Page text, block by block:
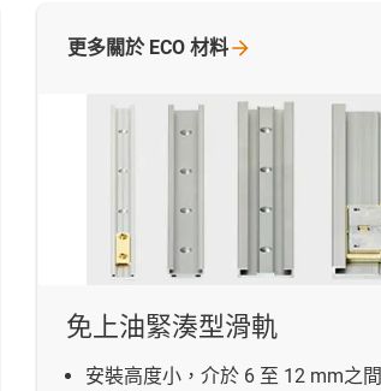
免上油緊湊型滑軌
安裝高度小，介於 6 至 12 mm之間
更多關於 ECO 材料